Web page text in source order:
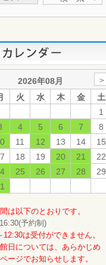
2026年08月
＞
火 水 木 金
土
1
4 5 6 7
8
11 12 13 14
15
18 19 20 21
22
25 26 27 28
29
は以下のとおりです。
予約制)
は受付ができません。
日については、あらかじめ
ージでお知らせします。